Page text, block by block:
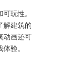
玩性。
解建筑的
动画还可
验。